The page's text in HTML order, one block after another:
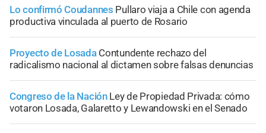
Lo confirmó Coudannes Pullaro viaja a Chile con agenda
productiva vinculada al puerto de Rosario
Proyecto de Losada Contundente rechazo del
radicalismo nacional al dictamen sobre falsas denuncias
Congreso de la Nación Ley de Propiedad Privada: cómo
votaron Losada, Galaretto y Lewandowski en el Senado